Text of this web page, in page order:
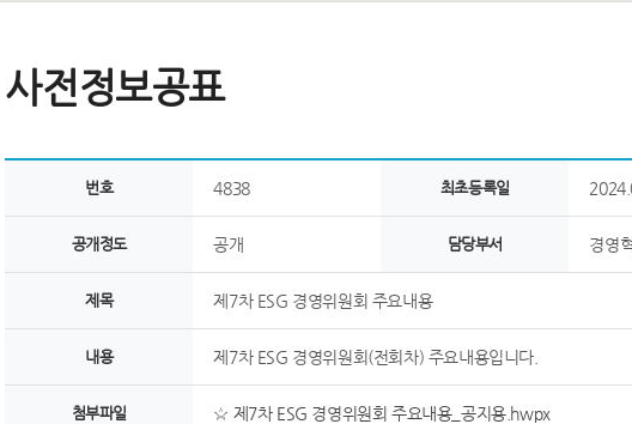
사전정보공표
번호 4838 최초등록일
공개정도 공개 담당부서 경영
제목 제7차 ESG 경영위원회 주요내용
내용 제7차 ESG 경영위원회(전회차) 주요내용입니다.
첨부파일 ☆ 제7차 ESG 경영위원회 주요내용_공지용.hwpx